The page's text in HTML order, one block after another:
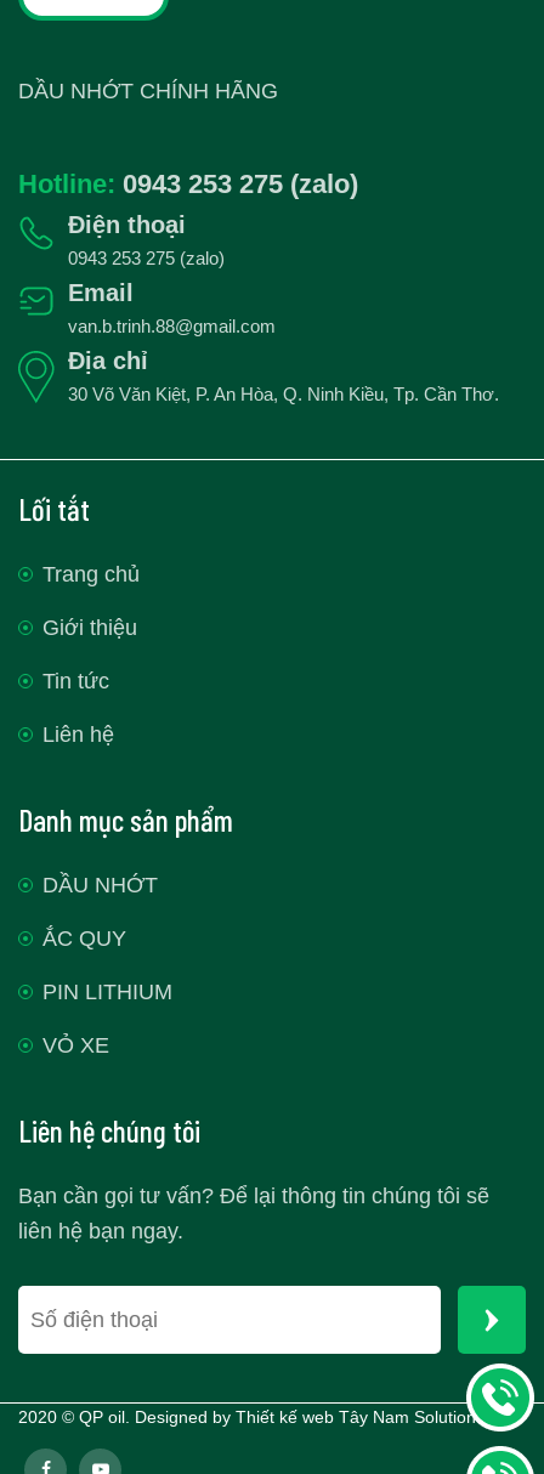
DẦU NHỚT CHÍNH HÃNG
Hotline: 0943 253 275 (zalo)
Điện thoại
0943 253 275 (zalo)
Email
van.b.trinh.88@gmail.com
Địa chỉ
30 Võ Văn Kiệt, P. An Hòa, Q. Ninh Kiều, Tp. Cần Thơ.
Lối tắt
Trang chủ
Giới thiệu
Tin tức
Liên hệ
Danh mục sản phẩm
DẦU NHỚT
ẮC QUY
PIN LITHIUM
VỎ XE
Liên hệ chúng tôi
Bạn cần gọi tư vấn? Để lại thông tin chúng tôi sẽ
liên hệ bạn ngay.
2020 © QP oil. Designed by Thiết kế web Tây Nam Solutions